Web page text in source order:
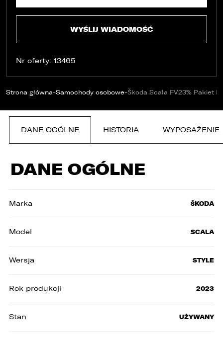
WYŚLIJ WIADOMOŚĆ
Nr oferty: 13465
Strona główna-Samochody osobowe-Škoda Scala FV23% Pakiet
DANE OGÓLNE HISTORIA WYPOSAŻENIE
DANE OGÓLNE
Marka ŠKODA
Model SCALA
Wersja STYLE
Rok produkcji 2023
Stan UŻYWANY
W porównywarce mogą znajdować się
jednocześnie trzy samochody.
Wybierz gdzie chcesz udostępnić ofertę.